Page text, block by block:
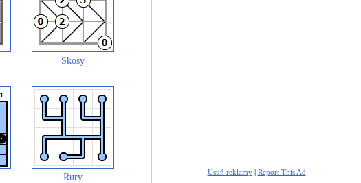
Skosy
Rury Usuń reklamy| Report This Ad